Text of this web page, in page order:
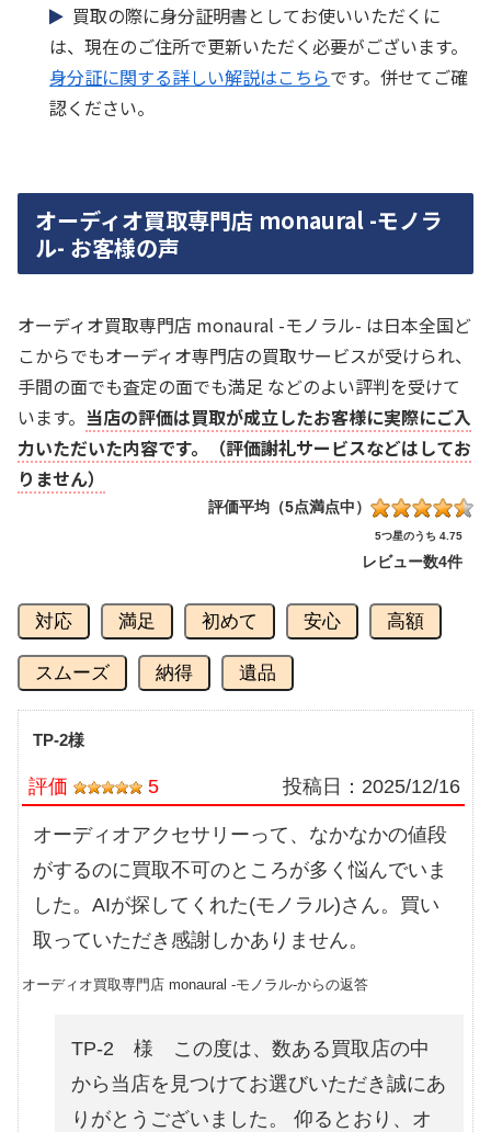
買取の際に身分証明書としてお使いいただくに
は、現在のご住所で更新いただく必要がございます。
身分証に関する詳しい解説はこちらです。併せてご確
認ください。
オーディオ買取専門店 monaural -モノラ
ル- お客様の声
オーディオ買取専門店 monaural -モノラル- は日本全国ど
こからでもオーディオ専門店の買取サービスが受けられ、
手間の面でも査定の面でも満足 などのよい評判を受けて
います。 当店の評価は買取が成立したお客様に実際にご入
力いただいた内容です。（評価謝礼サービスなどはしてお
りません）
評価平均（5点満点中）
5つ星のうち 4.75
レビュー数4件
対応 満足 初めて 安心 高額
スムーズ 納得 遺品
TP-2様
評価 5 投稿日： 2025/12/16
オーディオアクセサリーって、なかなかの値段
がするのに買取不可のところが多く悩んでいま
した。AIが探してくれた(モノラル)さん。買い
取っていただき感謝しかありません。
オーディオ買取専門店 monaural -モノラル-からの返答
TP-2 様 この度は、数ある買取店の中
から当店を見つけてお選びいただき誠にあ
りがとうございました。 仰るとおり、オ